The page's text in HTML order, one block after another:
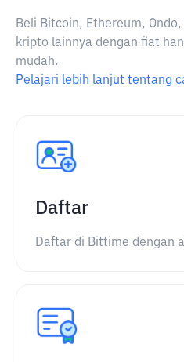
Beli Bitcoin, Ethereum,
kripto lainnya dengan fiat
mudah.
Pelajari lebih lanjut tentang
Daftar
Daftar di Bittime dengan